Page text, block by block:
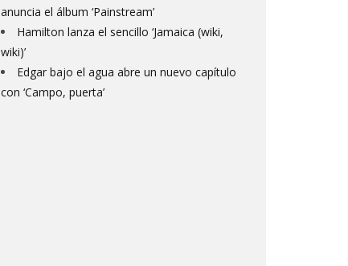
anuncia el álbum ‘Painstream’
Hamilton lanza el sencillo ‘Jamaica (wiki,
wiki)’
Edgar bajo el agua abre un nuevo capítulo
con ‘Campo, puerta’